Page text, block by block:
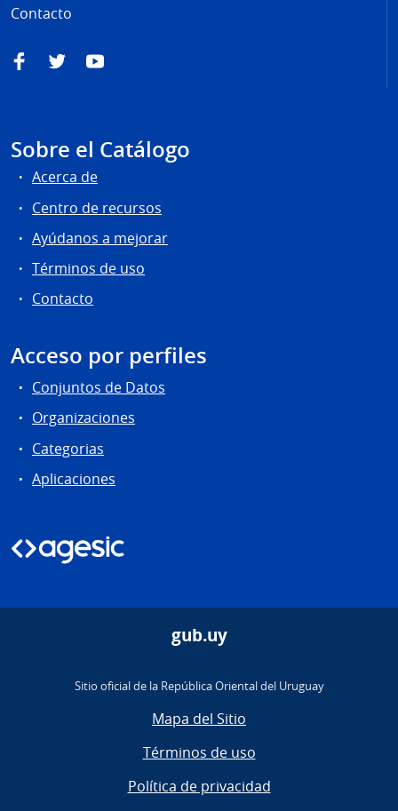
Contacto
FacebookTwitterYouTube
Sobre el Catálogo
Acerca de
Centro de recursos
Ayúdanos a mejorar
Términos de uso
Contacto
Acceso por perfiles
Conjuntos de Datos
Organizaciones
Categorias
Aplicaciones
gub.uy
Sitio oficial de la República Oriental del Uruguay
Mapa del Sitio
Términos de uso
Política de privacidad